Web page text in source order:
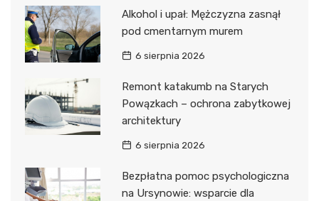
Alkohol i upał: Mężczyzna zasnął
pod cmentarnym murem
6 sierpnia 2026
Remont katakumb na Starych
Powązkach – ochrona zabytkowej
architektury
6 sierpnia 2026
Bezpłatna pomoc psychologiczna
na Ursynowie: wsparcie dla